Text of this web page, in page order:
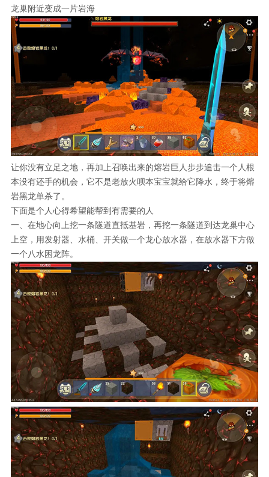
龙巢附近变成一片岩海
让你没有立足之地，再加上召唤出来的熔岩巨人步步追击一个人根
本没有还手的机会，它不是老放火呗本宝宝就给它降水，终于将熔
岩黑龙单杀了。
下面是个人心得希望能帮到有需要的人
一、在地心向上挖一条隧道直抵基岩，再挖一条隧道到达龙巢中心
上空，用发射器、水桶、开关做一个龙心放水器，在放水器下方做
一个八水困龙阵。